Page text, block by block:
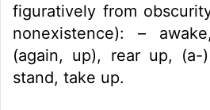
figuratively from
nonexistence): –
(again, up), rear up, (a-
stand, take up.